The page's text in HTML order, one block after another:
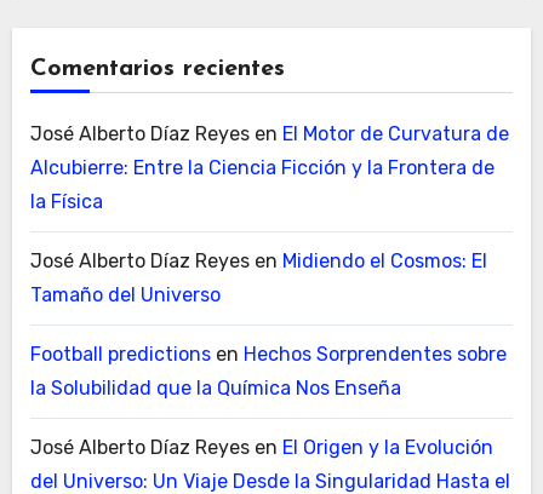
Comentarios recientes
José Alberto Díaz Reyesen El Motor de Curvatura de
Alcubierre: Entre la Ciencia Ficción y la Frontera de
la Física
José Alberto Díaz Reyesen Midiendo el Cosmos: El
Tamaño del Universo
Football predictionsen Hechos Sorprendentes sobre
la Solubilidad que la Química Nos Enseña
José Alberto Díaz Reyesen El Origen y la Evolución
del Universo: Un Viaje Desde la Singularidad Hasta el